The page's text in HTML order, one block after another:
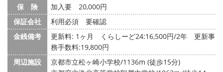
保 険
加入要 20,000円
保証会社
利用必須 要確認
金銭備考
更新料: 1ヶ月
くらしーど24:16,500円/2年 更新事
務手数料:19,800円
周辺施設
京都市立松ヶ崎小学校/1136m (徒歩15分)